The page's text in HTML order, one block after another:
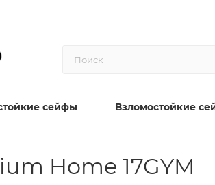
сейфы Взломостойкие
Home 17GYM